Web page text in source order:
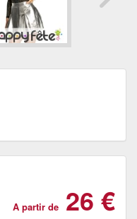
A partir de 26 €